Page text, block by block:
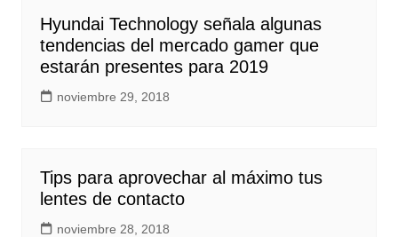
Hyundai Technology señala algunas
tendencias del mercado gamer que
estarán presentes para 2019
noviembre 29, 2018
Tips para aprovechar al máximo tus
lentes de contacto
noviembre 28, 2018